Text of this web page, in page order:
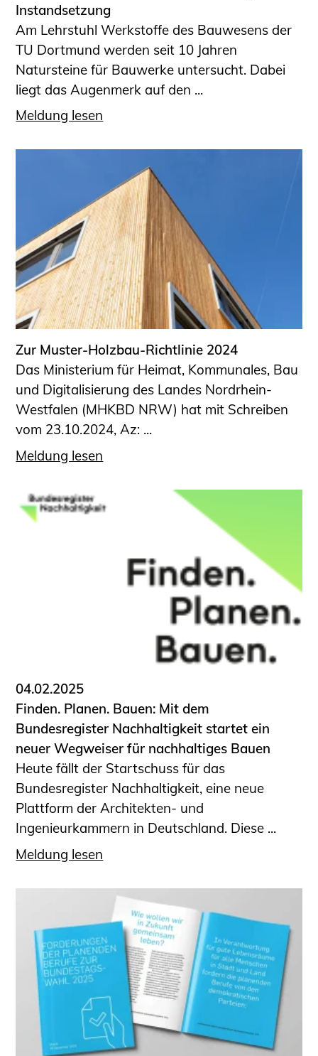
Instandsetzung
Am Lehrstuhl Werkstoffe des Bauwesens der
TU Dortmund werden seit 10 Jahren
Natursteine für Bauwerke untersucht. Dabei
liegt das Augenmerk auf den ...
Meldung lesen
Zur Muster-Holzbau-Richtlinie 2024
Das Ministerium für Heimat, Kommunales, Bau
und Digitalisierung des Landes Nordrhein-
Westfalen (MHKBD NRW) hat mit Schreiben
vom 23.10.2024, Az: ...
Meldung lesen
04.02.2025
Finden. Planen. Bauen: Mit dem
Bundesregister Nachhaltigkeit startet ein
neuer Wegweiser für nachhaltiges Bauen
Heute fällt der Startschuss für das
Bundesregister Nachhaltigkeit, eine neue
Plattform der Architekten- und
Ingenieurkammern in Deutschland. Diese ...
Meldung lesen